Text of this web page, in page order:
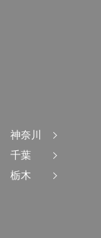
神奈川
千葉
栃木